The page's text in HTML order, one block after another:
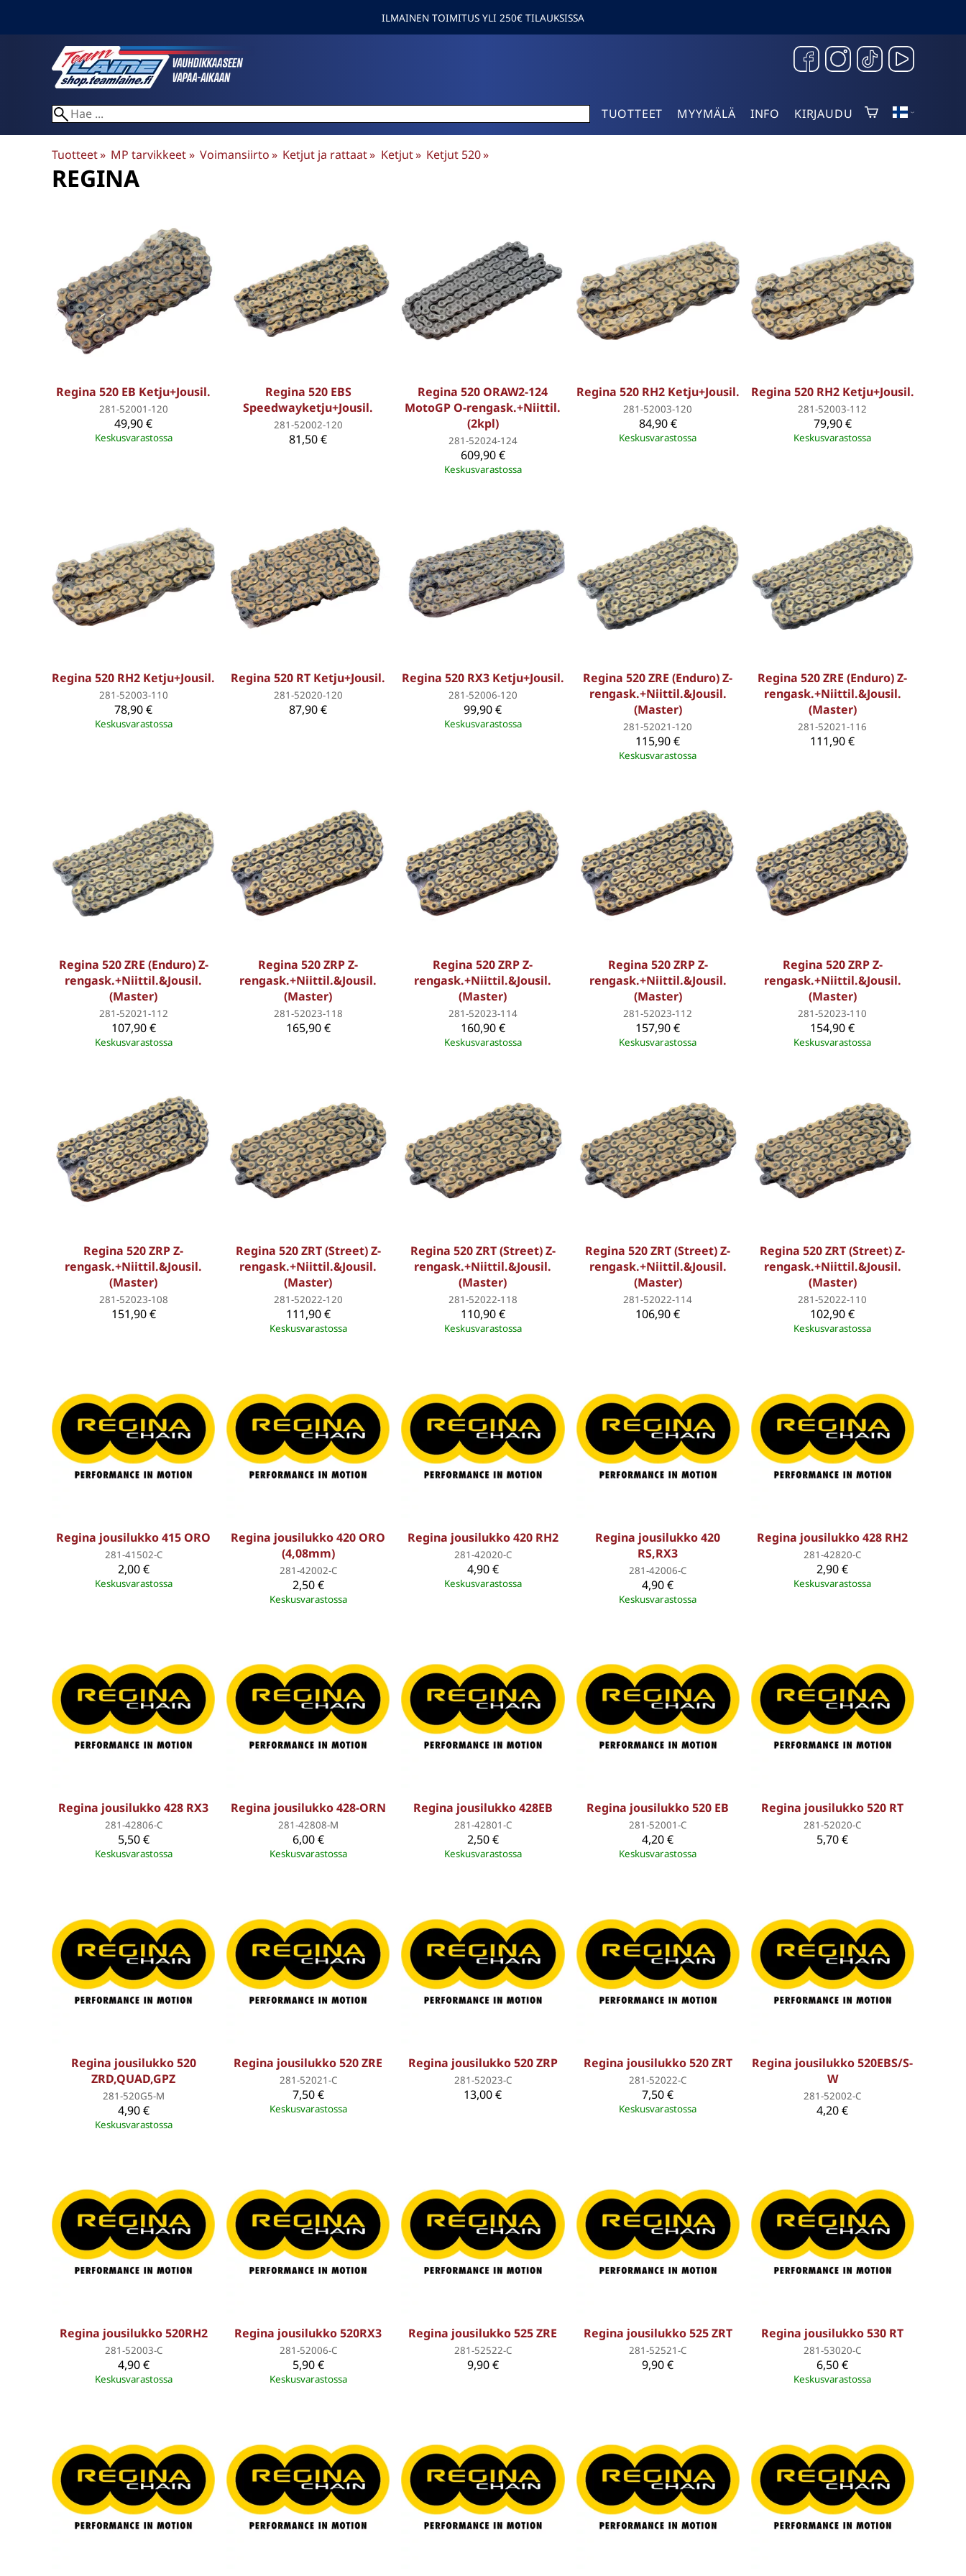
ILMAINEN TOIMITUS YLI 250€ TILAUKSISSA
TUOTTEET MYYMÄLÄ INFO KIRJAUDU
Tuotteet‪» MP tarvikkeet‪» Voimansiirto‪» Ketjut ja rattaat‪» Ketjut‪» Ketjut 520‪»
REGINA
Regina 520 EB Ketju+Jousil.
281-52001-120
49,90 €
Keskusvarastossa
Regina 520 EBS
Speedwayketju+Jousil.
281-52002-120
81,50 €
Regina 520 ORAW2-124
MotoGP O-rengask.+Niittil.
(2kpl)
281-52024-124
609,90 €
Keskusvarastossa
Regina 520 RH2 Ketju+Jousil.
281-52003-120
84,90 €
Keskusvarastossa
Regina 520 RH2 Ketju+Jousil.
281-52003-112
79,90 €
Keskusvarastossa
Regina 520 RH2 Ketju+Jousil.
281-52003-110
78,90 €
Keskusvarastossa
Regina 520 RT Ketju+Jousil.
281-52020-120
87,90 €
Regina 520 RX3 Ketju+Jousil.
281-52006-120
99,90 €
Keskusvarastossa
Regina 520 ZRE (Enduro) Z-
rengask.+Niittil.&Jousil.
(Master)
281-52021-120
115,90 €
Keskusvarastossa
Regina 520 ZRE (Enduro) Z-
rengask.+Niittil.&Jousil.
(Master)
281-52021-116
111,90 €
Regina 520 ZRE (Enduro) Z-
rengask.+Niittil.&Jousil.
(Master)
281-52021-112
107,90 €
Keskusvarastossa
Regina 520 ZRP Z-
rengask.+Niittil.&Jousil.
(Master)
281-52023-118
165,90 €
Regina 520 ZRP Z-
rengask.+Niittil.&Jousil.
(Master)
281-52023-114
160,90 €
Keskusvarastossa
Regina 520 ZRP Z-
rengask.+Niittil.&Jousil.
(Master)
281-52023-112
157,90 €
Keskusvarastossa
Regina 520 ZRP Z-
rengask.+Niittil.&Jousil.
(Master)
281-52023-110
154,90 €
Keskusvarastossa
Regina 520 ZRP Z-
rengask.+Niittil.&Jousil.
(Master)
281-52023-108
151,90 €
Regina 520 ZRT (Street) Z-
rengask.+Niittil.&Jousil.
(Master)
281-52022-120
111,90 €
Keskusvarastossa
Regina 520 ZRT (Street) Z-
rengask.+Niittil.&Jousil.
(Master)
281-52022-118
110,90 €
Keskusvarastossa
Regina 520 ZRT (Street) Z-
rengask.+Niittil.&Jousil.
(Master)
281-52022-114
106,90 €
Regina 520 ZRT (Street) Z-
rengask.+Niittil.&Jousil.
(Master)
281-52022-110
102,90 €
Keskusvarastossa
Regina jousilukko 415 ORO
281-41502-C
2,00 €
Keskusvarastossa
Regina jousilukko 420 ORO
(4,08mm)
281-42002-C
2,50 €
Keskusvarastossa
Regina jousilukko 420 RH2
281-42020-C
4,90 €
Keskusvarastossa
Regina jousilukko 420
RS,RX3
281-42006-C
4,90 €
Keskusvarastossa
Regina jousilukko 428 RH2
281-42820-C
2,90 €
Keskusvarastossa
Regina jousilukko 428 RX3
281-42806-C
5,50 €
Keskusvarastossa
Regina jousilukko 428-ORN
281-42808-M
6,00 €
Keskusvarastossa
Regina jousilukko 428EB
281-42801-C
2,50 €
Keskusvarastossa
Regina jousilukko 520 EB
281-52001-C
4,20 €
Keskusvarastossa
Regina jousilukko 520 RT
281-52020-C
5,70 €
Regina jousilukko 520
ZRD,QUAD,GPZ
281-520G5-M
4,90 €
Keskusvarastossa
Regina jousilukko 520 ZRE
281-52021-C
7,50 €
Keskusvarastossa
Regina jousilukko 520 ZRP
281-52023-C
13,00 €
Regina jousilukko 520 ZRT
281-52022-C
7,50 €
Keskusvarastossa
Regina jousilukko 520EBS/S-
W
281-52002-C
4,20 €
Regina jousilukko 520RH2
281-52003-C
4,90 €
Keskusvarastossa
Regina jousilukko 520RX3
281-52006-C
5,90 €
Keskusvarastossa
Regina jousilukko 525 ZRE
281-52522-C
9,90 €
Regina jousilukko 525 ZRT
281-52521-C
9,90 €
Regina jousilukko 530 RT
281-53020-C
6,50 €
Keskusvarastossa